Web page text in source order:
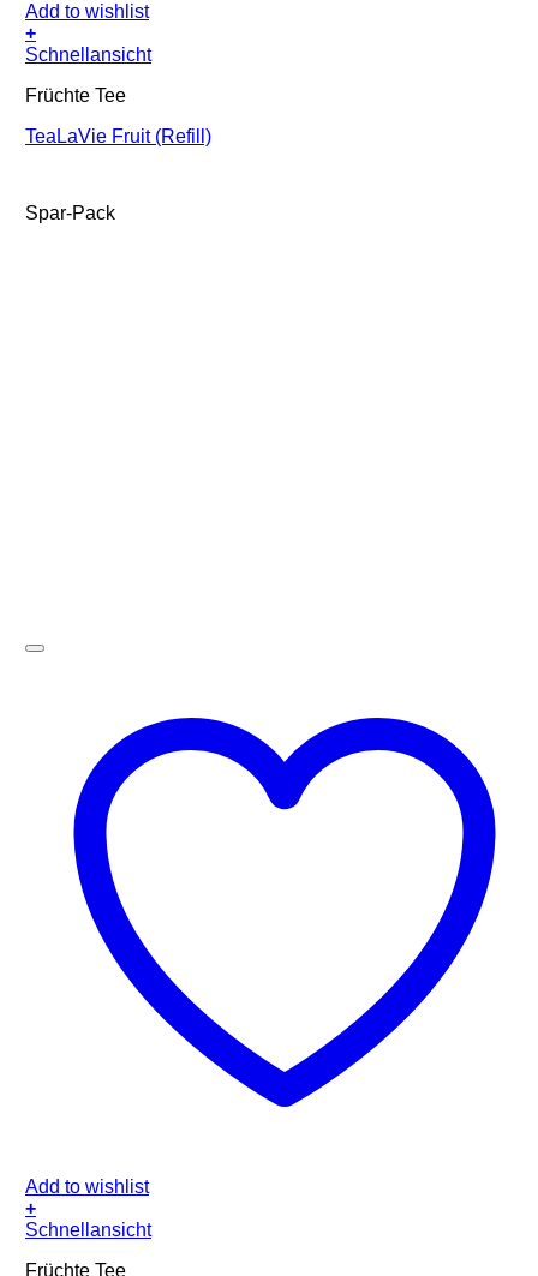
Add to wishlist
+
Schnellansicht
Früchte Tee
TeaLaVie Fruit (Refill)
Spar-Pack
Add to wishlist
+
Schnellansicht
Früchte Tee